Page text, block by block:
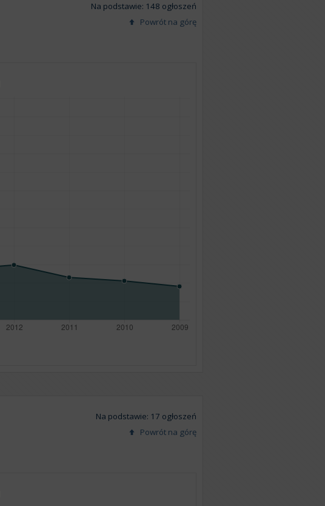
Na podstawie: 148 ogłoszeń
Powrót na górę
Na podstawie: 17 ogłoszeń
Powrót na górę